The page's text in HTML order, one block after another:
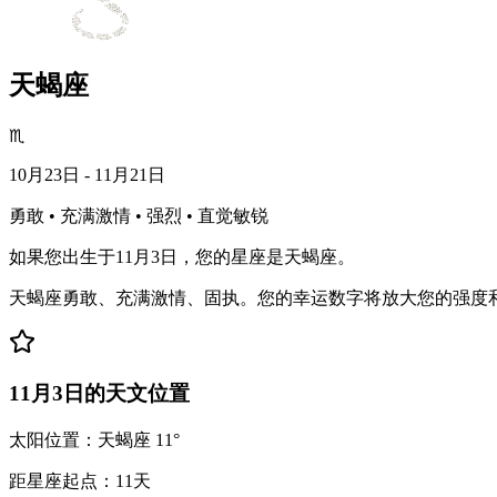
天蝎座
♏
10月23日 - 11月21日
勇敢 • 充满激情 • 强烈 • 直觉敏锐
如果您出生于11月3日，您的星座是天蝎座。
天蝎座勇敢、充满激情、固执。您的幸运数字将放大您的强度
11月3日的天文位置
太阳位置：天蝎座 11°
距星座起点：11天